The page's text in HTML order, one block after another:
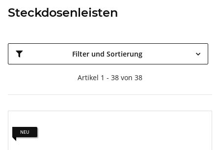
Steckdosenleisten
Filter und Sortierung
Artikel 1 - 38 von 38
NEU